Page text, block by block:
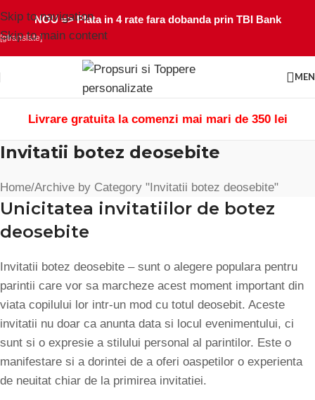
Skip to navigation
Skip to main content
NOU =>Plata in 4 rate fara dobanda prin TBI Bank
[gtranslate]
Livrare gratuita la comenzi mai mari de 350 lei
Invitatii botez deosebite
Home Archive by Category "Invitatii botez deosebite"
Unicitatea invitatiilor de botez
deosebite
Invitatii botez deosebite – sunt o alegere populara pentru
parintii care vor sa marcheze acest moment important din
viata copilului lor intr-un mod cu totul deosebit. Aceste
invitatii nu doar ca anunta data si locul evenimentului, ci
sunt si o expresie a stilului personal al parintilor. Este o
manifestare si a dorintei de a oferi oaspetilor o experienta
de neuitat chiar de la primirea invitatiei.